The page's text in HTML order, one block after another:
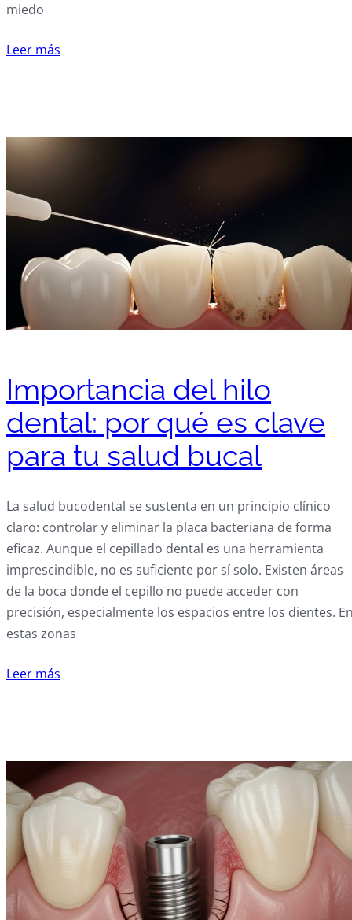
miedo
Leer más
Importancia del hilo
dental: por qué es clave
para tu salud bucal
La salud bucodental se sustenta en un principio clínico
claro: controlar y eliminar la placa bacteriana de forma
eficaz. Aunque el cepillado dental es una herramienta
imprescindible, no es suficiente por sí solo. Existen áreas
de la boca donde el cepillo no puede acceder con
precisión, especialmente los espacios entre los dientes.
estas zonas
Leer más